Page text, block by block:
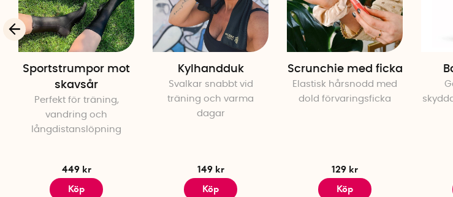
Sportstrumpor mot
skavsår
Perfekt för träning,
vandring och
långdistanslöpning
449 kr
Köp
Kylhandduk
Svalkar snabbt vid
träning och varma
dagar
149 kr
Köp
Scrunchie med ficka
Elastisk hårsnodd med
dold förvaringsficka
129 kr
Köp